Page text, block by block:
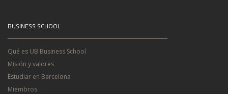
BUSINESS SCHOOL
Qué es UB Business School
Misión y valores
Estudiar en Barcelona
Miembros